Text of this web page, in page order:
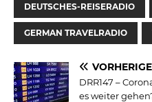
DEUTSCHES-REISERADIO
GERMAN TRAVELRADIO
DRR147 –
es weiter